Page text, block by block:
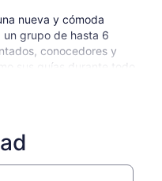
nueva y cómoda
un grupo de hasta 6
conocedores y
sus guías durante todo
seguros y